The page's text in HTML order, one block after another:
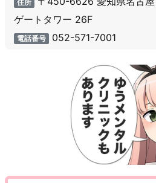
住所
ゲートタワー 26F
電話番号 052-571-7001